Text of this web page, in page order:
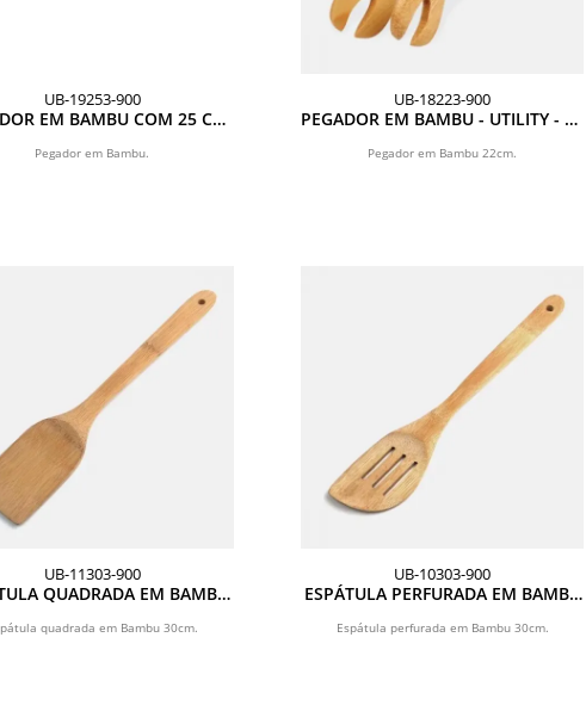
UB-19253-900
EM BAMBU COM 25 CM
Pegador em Bambu.
UB-18223-900
PEGADOR EM BAMBU - UTILITY - 22
Pegador em Bambu 22cm.
UB-11303-900
QUADRADA EM BAMBU
quadrada em Bambu 30cm.
UB-10303-900
ESPÁTULA PERFURADA EM BAMBU
Espátula perfurada em Bambu 30cm.